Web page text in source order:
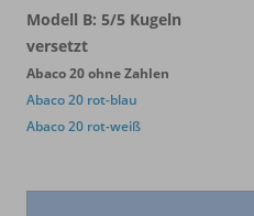
Modell B: 5/5 Kugeln
versetzt
Abaco 20 ohne Zahlen
Abaco 20 rot-blau
Abaco 20 rot-weiß